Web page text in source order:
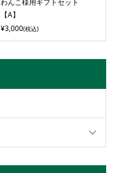
【A】
¥3,000(税込)